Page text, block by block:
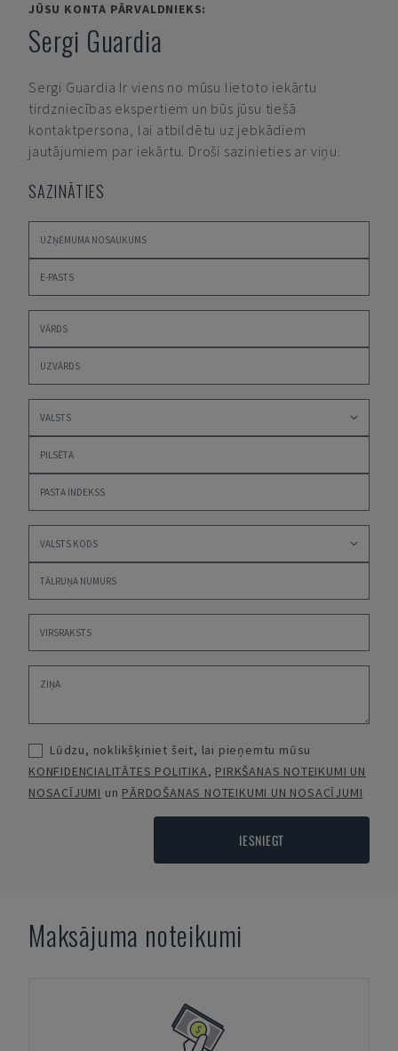
JŪSU KONTA PĀRVALDNIEKS:
Sergi Guardia
Sergi Guardia Ir viens no mūsu lietoto iekārtu
tirdzniecības ekspertiem un būs jūsu tiešā
kontaktpersona, lai atbildētu uz jebkādiem
jautājumiem par iekārtu. Droši sazinieties ar viņu.
SAZINĀTIES
Lūdzu, noklikšķiniet šeit, lai pieņemtu mūsu
KONFIDENCIALITĀTES POLITIKA, PIRKŠANAS NOTEIKUMI UN
NOSACĪJUMI un PĀRDOŠANAS NOTEIKUMI UN NOSACĪJUMI
IESNIEGT
Maksājuma noteikumi